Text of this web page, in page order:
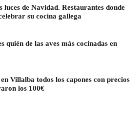
luces de Navidad. Restaurantes donde
su cocina gallega
quién de las aves más cocinadas en
Villalba todos los capones con precios
los 100€